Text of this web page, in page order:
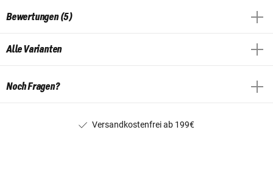
Bewertungen (5)
Alle Varianten
Noch Fragen?
Versandkostenfrei ab 199€